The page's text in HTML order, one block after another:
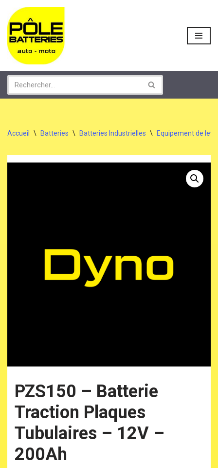
Aller
au
contenu
Accueil \ Batteries \ Batteries Industrielles \ Equipement de
PZS150 – Batterie
Traction Plaques
Tubulaires – 12V –
200Ah